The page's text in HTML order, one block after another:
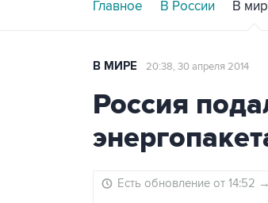
Главное В России В
В МИРЕ 20:38, 30 апреля 2014
Россия
Есть обновление от 14:52 →